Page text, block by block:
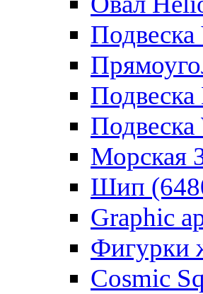
Подвеска
Морская
Шип
Graphic
Фигурки
Cosmic